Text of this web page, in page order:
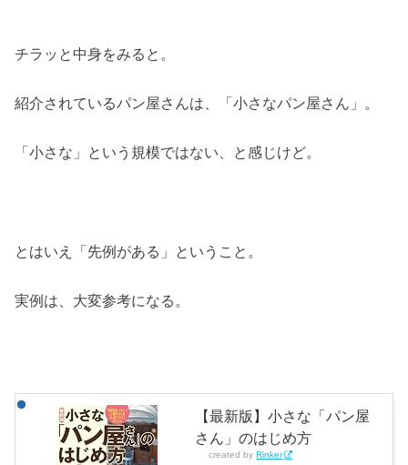
チラッと中身をみると。
紹介されているパン屋さんは、「小さなパン屋さん」。
「小さな」という規模ではない、と感じけど。
とはいえ「先例がある」ということ。
実例は、大変参考になる。
【最新版】小さな「パン屋
さん」のはじめ方
created byRinker